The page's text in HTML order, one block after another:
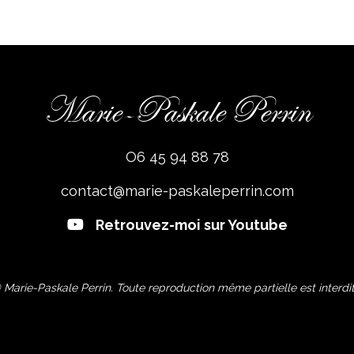
Marie-Paskale Perrin
O6 45 94 88 78
contact@marie-paskaleperrin.com
Retrouvez-moi sur Youtube
Paskale Perrin. Toute reproduction même partielle est